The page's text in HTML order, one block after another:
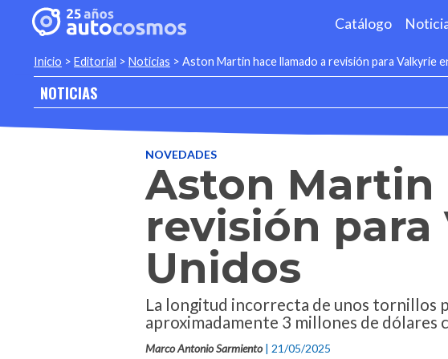
Catálogo
Inicio > Editorial > Noticias > Aston Martin hace llamado a revisión para Valkyrie
NOTICIAS
NOVEDADES
Aston Martin
revisión para
Unidos
La longitud incorrecta de unos tornillos
aproximadamente 3 millones de dólares
Marco Antonio Sarmiento | 21/05/2025